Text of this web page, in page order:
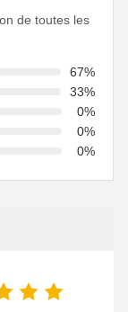
de toutes les
67%
33%
0%
0%
0%